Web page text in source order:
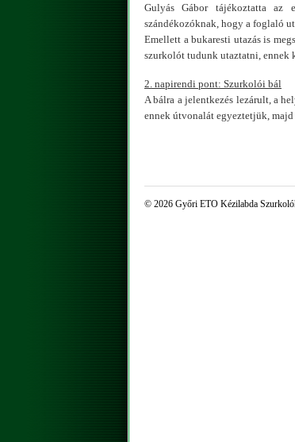
Gulyás Gábor tájékoztatta az
szándékozóknak, hogy a foglaló
Emellett a bukaresti utazás is
szurkolót tudunk utaztatni, ennek
2. napirendi pont: Szurkolói bál
A bálra a jelentkezés lezárult, a
ennek útvonalát egyeztetjük,
© 2026 Győri ETO Kézilabda